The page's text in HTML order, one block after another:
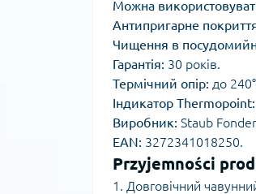
Можна
Антипригарне
Чищення в
Гарантія: 30 років.
Термічний опір: до
Індикатор Thermopoint:
Виробник: Staub
EAN: 3272341018250.
Przyjemności
1. Довговічний